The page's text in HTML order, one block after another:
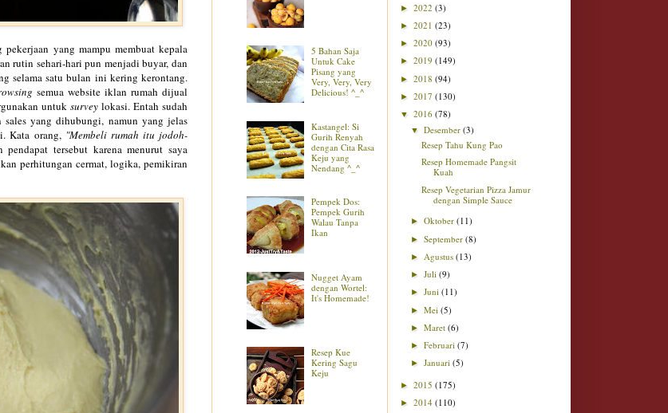
pekerjaan yang mampu membuat kepala
rutin sehari-hari pun menjadi buyar,dan
selama satu bulan ini kering kerontang.
sing semua website iklan rumah dijual
untuk survey lokasi. Entah sudah
sales yangdihubungi, namun yang jelas
Kata orang, "Membeli rumah itu jodoh-
pendapat tersebutkarena menurut saya
perhitungan cermat, logika, pemikiran
5 Bahan Saja
Untuk Cake
Pisang yang
Very, Very, Very
Delicious! ^_^
Kastangel: Si
Gurih Renyah
dengan Cita Rasa
Keju yang
Nendang ^_^
Pempek Dos:
Pempek Gurih
Walau Tanpa
Ikan
Nugget Ayam
dengan Wortel:
It's Homemade!
Resep Kue
Kering Sagu
Keju
► 2022 (3)
► 2021 (23)
► 2020 (93)
► 2019 (149)
► 2018 (94)
► 2017 (130)
▼ 2016 (78)
▼Desember(3)
Resep Tahu Kung Pao
Resep Homemade Pangsit
Kuah
Resep Vegetarian Pizza Jamur
dengan Simple Sauce
►Oktober(11)
►September(8)
► Agustus(13)
►Juli(9)
►Juni(11)
►Mei(5)
►Maret(6)
►Februari(7)
►Januari(5)
► 2015 (175)
► 2014 (110)